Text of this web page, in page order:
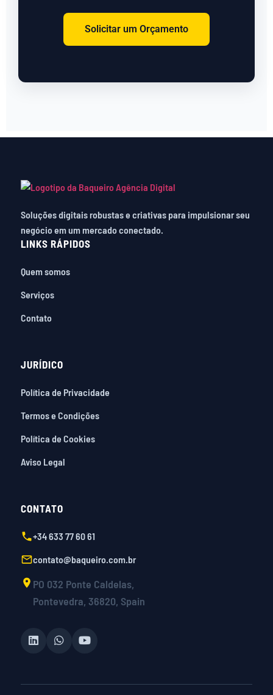
Solicitar um Orçamento
Soluções digitais robustas e criativas para impulsionar seu
negócio em um mercado conectado.
LINKS RÁPIDOS
Quem somos
Serviços
Contato
JURÍDICO
Política de Privacidade
Termos e Condições
Política de Cookies
Aviso Legal
CONTATO
+34 633 77 60 61
contato@baqueiro.com.br
PO 032 Ponte Caldelas,
Pontevedra, 36820, Spain